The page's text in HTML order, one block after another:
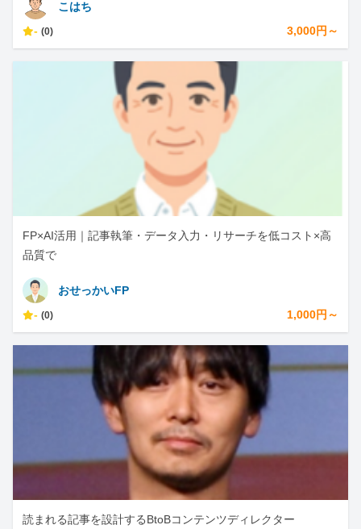
こはち
- (0) 3,000円～
FP×AI活用｜記事執筆・データ入力・リサーチを低コスト×高
品質で
おせっかいFP
- (0) 1,000円～
読まれる記事を設計するBtoBコンテンツディレクター